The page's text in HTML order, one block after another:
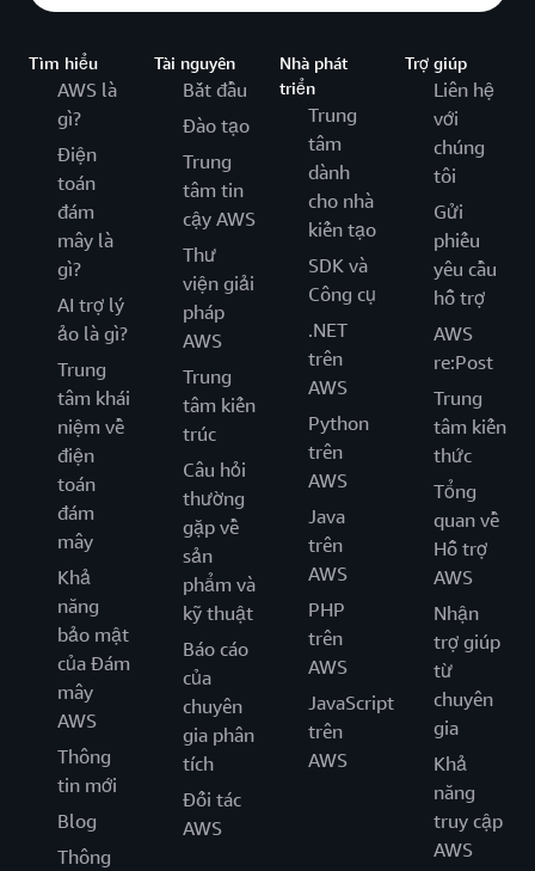
Tìm hiểu
AWS là
gì?
Điện
toán
đám
mây là
gì?
AI trợ lý
ảo là gì?
Trung
tâm khái
niệm về
điện
toán
đám
mây
Khả
năng
bảo mật
của Đám
mây
AWS
Thông
tin mới
Blog
Thông
Tài nguyên
Bắt đầu
Đào tạo
Trung
tâm tin
cậy AWS
Thư
viện giải
pháp
AWS
Trung
tâm kiến
trúc
Câu hỏi
thường
gặp về
sản
phẩm và
kỹ thuật
Báo cáo
của
chuyên
gia phân
tích
Đối tác
AWS
Nhà phát
triển
Trung
tâm
dành
cho nhà
kiến tạo
SDK và
Công cụ
.NET
trên
AWS
Python
trên
AWS
Java
trên
AWS
PHP
trên
AWS
JavaScript
trên
AWS
Trợ giúp
Liên hệ
với
chúng
tôi
Gửi
phiếu
yêu cầu
hỗ trợ
AWS
re:Post
Trung
tâm kiến
thức
Tổng
quan về
Hỗ trợ
AWS
Nhận
trợ giúp
từ
chuyên
gia
Khả
năng
truy cập
AWS